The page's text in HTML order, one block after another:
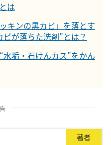
は
キンの黒カビ」を落とす
が落ちた洗剤”とは？
水垢・石けんカス”をかん
著者